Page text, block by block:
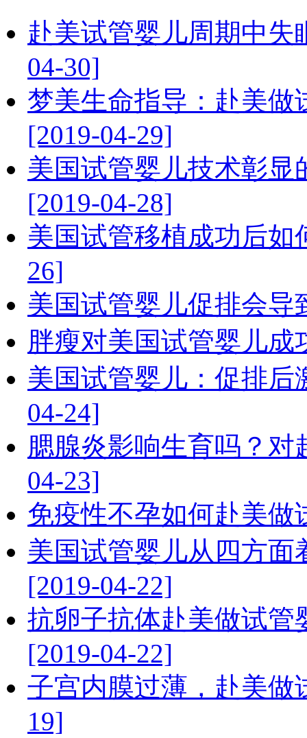
赴美试管婴儿周期中失
04-30]
梦美生命指导：赴美做
[2019-04-29]
美国试管婴儿技术彰
[2019-04-28]
美国试管移植成功后如
26]
美国试管婴儿促排会导
胖瘦对美国试管婴儿成
美国试管婴儿：促排后
04-24]
腮腺炎影响生育吗？对
04-23]
免疫性不孕如何赴美做
美国试管婴儿从四方
[2019-04-22]
抗卵子抗体赴美做试管
[2019-04-22]
子宫内膜过薄，赴美做
19]